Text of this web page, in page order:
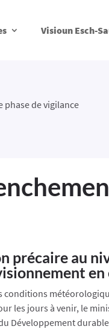
Visioun Esch-
phase de vigilance
précaire au
conditions
les jours à venir, le
Développement